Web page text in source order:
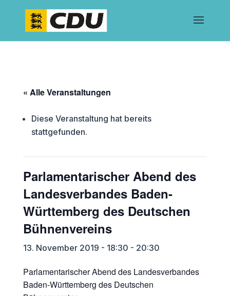
« Alle Veranstaltungen
Diese Veranstaltung hat bereits
stattgefunden.
Parlamentarischer Abend des
Landesverbandes Baden-
Württemberg des Deutschen
Bühnenvereins
13. November 2019 - 18:30 - 20:30
Parlamentarischer Abend des Landesverbandes
Baden-Württemberg des Deutschen